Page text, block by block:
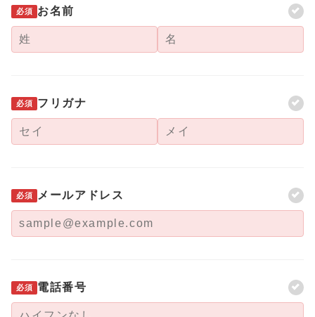
必須 お名前
必須 フリガナ
必須 メールアドレス
必須 電話番号